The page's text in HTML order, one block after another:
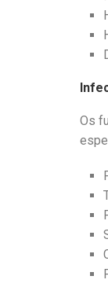
Os